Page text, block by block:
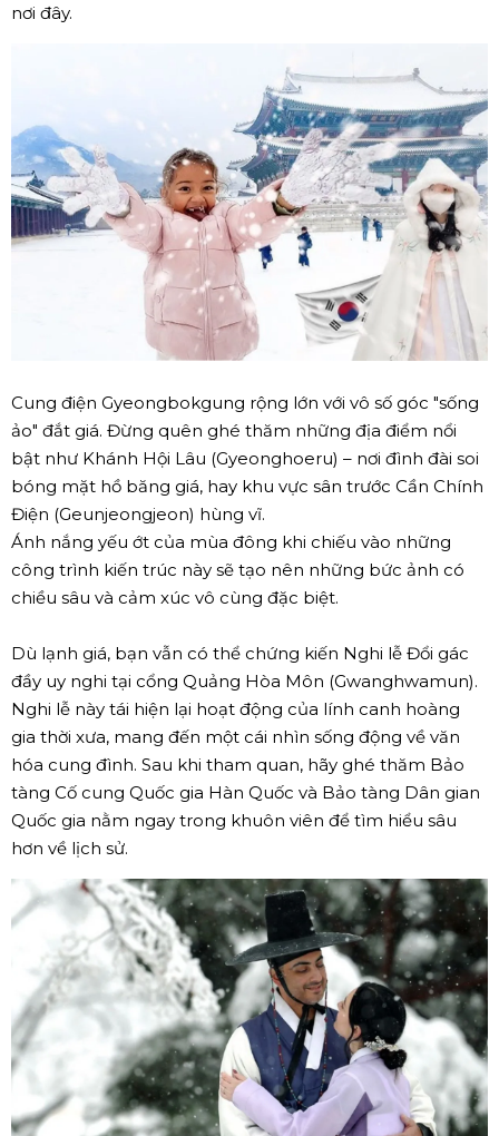
nơi đây.
Cung điện Gyeongbokgung rộng lớn với vô số góc "sống
ảo" đắt giá. Đừng quên ghé thăm những địa điểm nổi
bật như Khánh Hội Lâu (Gyeonghoeru) – nơi đình đài soi
bóng mặt hồ băng giá, hay khu vực sân trước Cần Chính
Điện (Geunjeongjeon) hùng vĩ.
Ánh nắng yếu ớt của mùa đông khi chiếu vào những
công trình kiến trúc này sẽ tạo nên những bức ảnh có
chiều sâu và cảm xúc vô cùng đặc biệt.
Dù lạnh giá, bạn vẫn có thể chứng kiến Nghi lễ Đổi gác
đầy uy nghi tại cổng Quảng Hòa Môn (Gwanghwamun).
Nghi lễ này tái hiện lại hoạt động của lính canh hoàng
gia thời xưa, mang đến một cái nhìn sống động về văn
hóa cung đình. Sau khi tham quan, hãy ghé thăm Bảo
tàng Cố cung Quốc gia Hàn Quốc và Bảo tàng Dân gian
Quốc gia nằm ngay trong khuôn viên để tìm hiểu sâu
hơn về lịch sử.